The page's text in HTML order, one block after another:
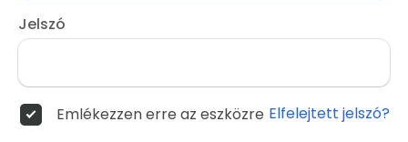
Jelszó
Emlékezzen erre az eszközre Elfelejtett jelszó?